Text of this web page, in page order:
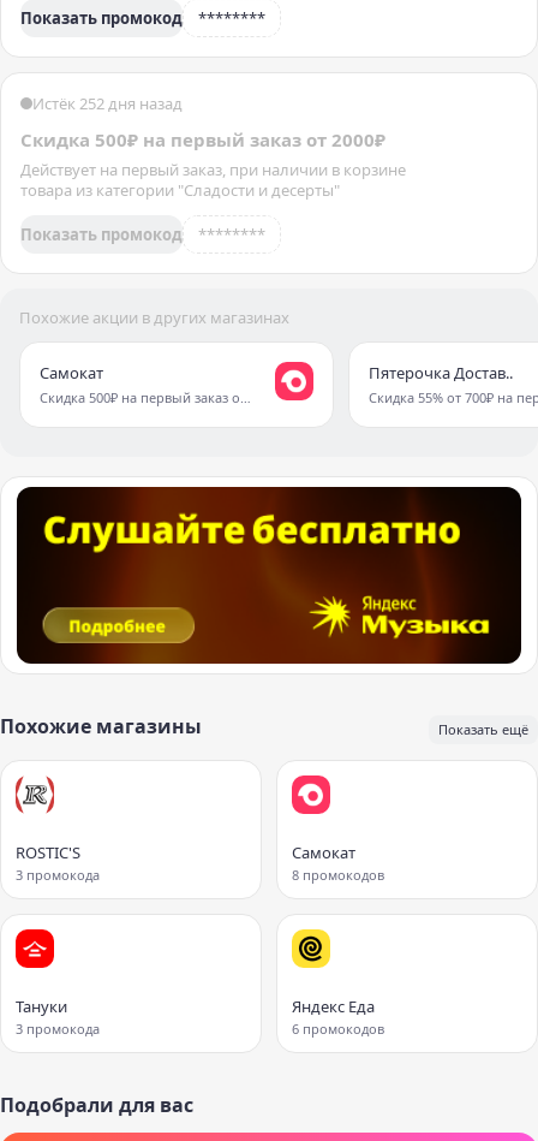
Показать промокод ********
Истёк 252 дня назад
Скидка 500₽ на первый заказ от 2000₽
Действует на первый заказ, при наличии в корзине
товара из категории "Сладости и десерты"
Показать промокод ********
Похожие акции в других магазинах
Самокат
Скидка 500₽ на первый заказ от 2000₽
Пятерочка Достав..
Похожие магазины Показать ещё
ROSTIC'S
3 промокода
Самокат
8 промокодов
Тануки
3 промокода
Яндекс Еда
6 промокодов
Подобрали для вас